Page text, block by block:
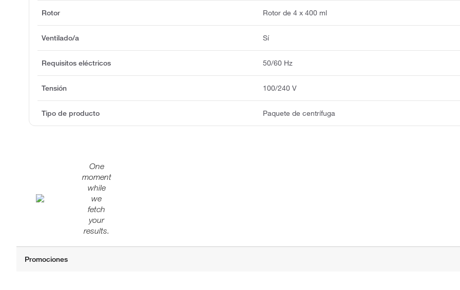
Rotor Rotor de 4 x 400 ml
Ventilado/a Sí
Requisitos eléctricos 50/60 Hz
Tensión 100/240 V
Tipo de producto Paquete de centrífuga
One
moment
while
we
fetch
your
results.